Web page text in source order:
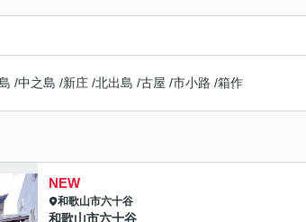
/中之島 /新庄 /北出島 /古屋 /市小路 /箱作
NEW
和歌山市六十谷
和歌山市六十谷